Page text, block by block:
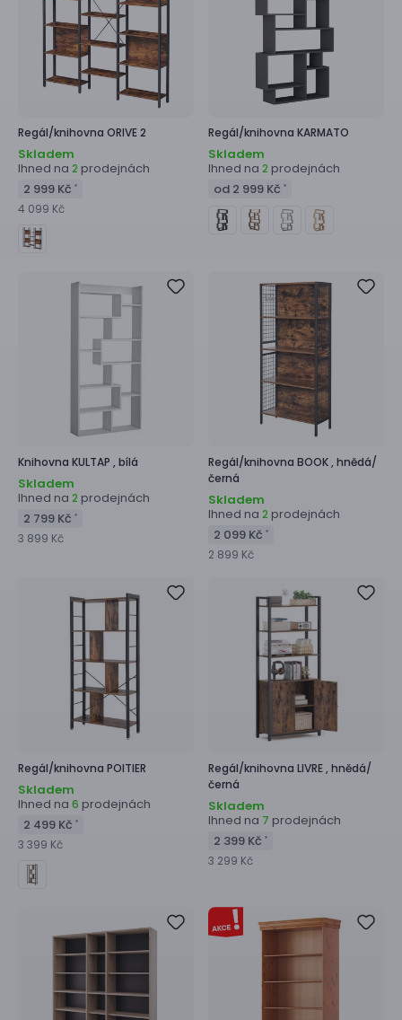
Regál/knihovna ORIVE 2
Skladem
Ihned na 2 prodejnách
2 999 Kč *
4 099 Kč
Regál/knihovna KARMATO
Skladem
Ihned na 2 prodejnách
od 2 999 Kč *
Knihovna KULTAP , bílá
Skladem
Ihned na 2 prodejnách
2 799 Kč *
3 899 Kč
Regál/knihovna BOOK , hnědá/
černá
Skladem
Ihned na 2 prodejnách
2 099 Kč *
2 899 Kč
Regál/knihovna POITIER
Skladem
Ihned na 6 prodejnách
2 499 Kč *
3 399 Kč
Regál/knihovna LIVRE , hnědá/
černá
Skladem
Ihned na 7 prodejnách
2 399 Kč *
3 299 Kč